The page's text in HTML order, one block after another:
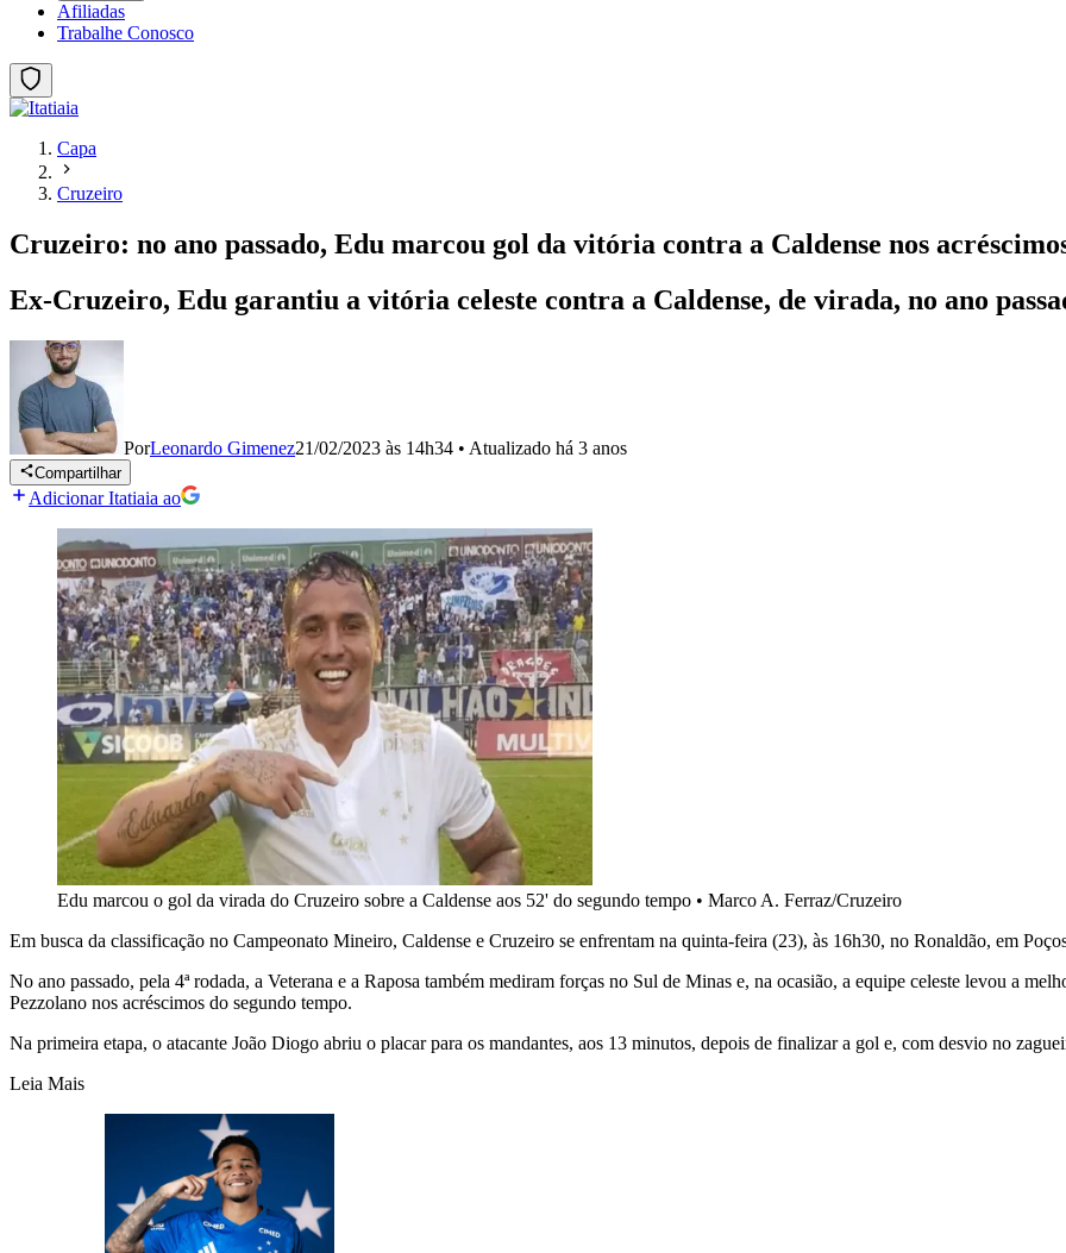
Afiliadas
Trabalhe Conosco
Capa
Cruzeiro
Cruzeiro: no ano passado, Edu marcou gol da vitória contra a Caldense nos
Ex-Cruzeiro, Edu garantiu a vitória celeste contra a Caldense, de virada, no ano
PorLeonardo Gimenez21/02/2023 às 14h34 • Atualizado há 3 anos
Compartilhar
Adicionar Itatiaia ao
Edu marcou o gol da virada do Cruzeiro sobre a Caldense aos 52' do segundo tempo • Marco A. Ferraz/Cruzeiro
Em busca da classificação no Campeonato Mineiro, Caldense e Cruzeiro se enfrentam na quinta-feira (23), às 16h30, no Ronaldão, em
No ano passado, pela 4ª rodada, a Veterana e a Raposa também mediram forças no Sul de Minas e, na ocasião, a equipe celeste levou a
Pezzolano nos acréscimos do segundo tempo.
Na primeira etapa, o atacante João Diogo abriu o placar para os mandantes, aos 13 minutos, depois de finalizar a gol e, com desvio no
Leia Mais